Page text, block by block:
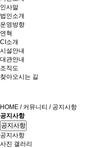
인사말
법인소개
운영방향
연혁
CI소개
시설안내
대관안내
조직도
찾아오시는 길
HOME / 커뮤니티 / 공지사항
공지사항
공지사항
공지사항
사진 갤러리